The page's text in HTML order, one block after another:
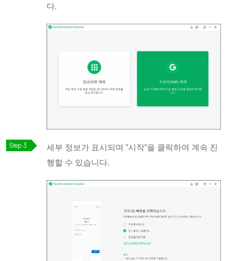
다.
세부 정보가 표시되며 "시작"을 클릭하여 계속 진
행할 수 있습니다.